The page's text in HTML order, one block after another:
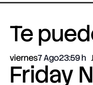
Te
viernes7 Ago23:59
Friday